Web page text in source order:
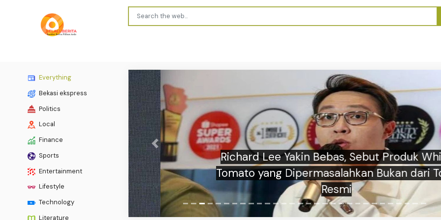
Everything
Bekasi ekspress
Politics
Local
Finance
Sports
Entertainment
Lifestyle
Technology
Literature
Richard Lee Yakin Bebas, Sebut Produk White
Tomato yang Dipermasalahkan Bukan dari Toko
Resmi
Previous